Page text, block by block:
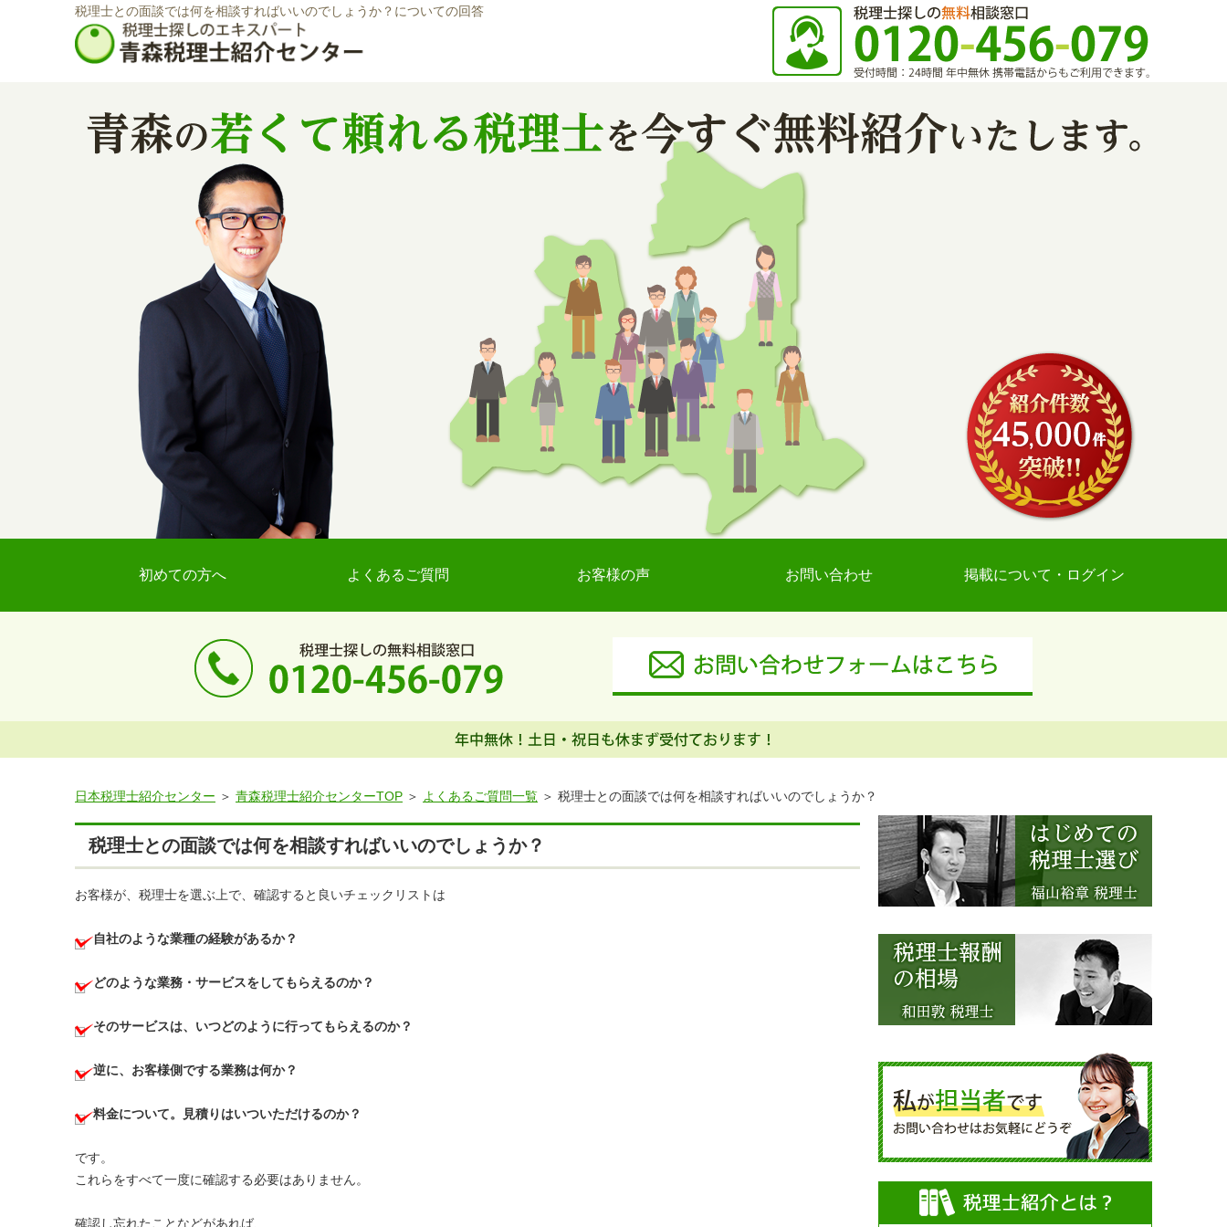
税理士との面談では何を相談すればいいのでしょうか？についての回答
初めての方へ よくあるご質問 お客様の声 お問い合わせ 掲載について・ログイン
日本税理士紹介センター 青森税理士紹介センターTOP よくあるご質問一覧 税理士との面談では何を相談すればいいのでしょうか？
税理士との面談では何を相談すればいいのでしょうか？
お客様が、税理士を選ぶ上で、確認すると良いチェックリストは
自社のような業種の経験があるか？
どのような業務・サービスをしてもらえるのか？
そのサービスは、いつどのように行ってもらえるのか？
逆に、お客様側でする業務は何か？
料金について。見積りはいついただけるのか？
です。
これらをすべて一度に確認する必要はありません。
確認し忘れたことなどがあれば、